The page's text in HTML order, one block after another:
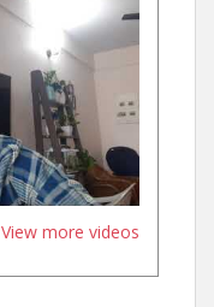
View more videos